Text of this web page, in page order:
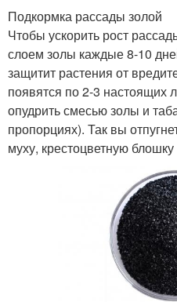
Подкормка рассады золой
Чтобы ускорить рост
слоем золы каждые 8-10
защитит растения от
появятся по 2-3 настоящих
опудрить смесью золы и
пропорциях). Так вы
муху, крестоцветную